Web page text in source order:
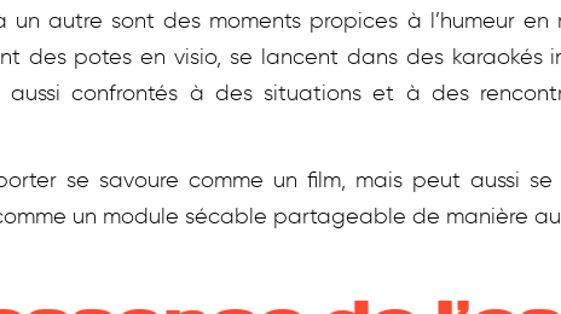
un autre sont des moments propices à l’humeur
des potes en visio, se lancent dans des karaokés
confrontés à des situations et à des
se savoure comme un film, mais peut aussi
un module sécable partageable de manière